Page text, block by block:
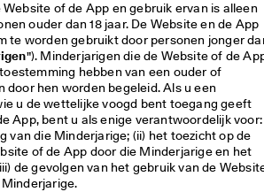
Website of de App en gebruik ervan is alleen
ouder dan 18 jaar. De Website en de App
te worden gebruikt door personen jonger
"). Minderjarigen die de Website of de
hebben van een ouder of
door hen worden begeleid. Als u een
u de wettelijke voogd bent toegang geeft
App, bent u als enige verantwoordelijk voor:
van die Minderjarige; (ii) het toezicht op de
of de App door die Minderjarige en het
de gevolgen van het gebruik van de